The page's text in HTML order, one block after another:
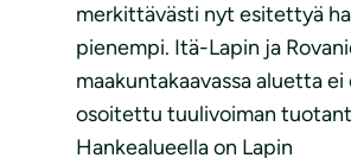
merkittävästi nyt esitettyä
pienempi. Itä-Lapin ja
maakuntakaavassa aluetta ei
osoitettu tuulivoiman
Hankealueella on Lapin